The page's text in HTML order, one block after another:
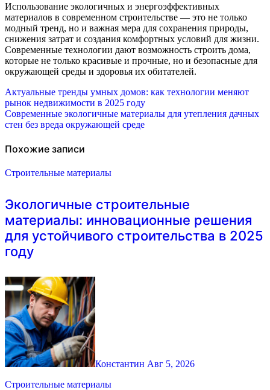
Использование экологичных и энергоэффективных
материалов в современном строительстве — это не только
модный тренд, но и важная мера для сохранения природы,
снижения затрат и создания комфортных условий для жизни.
Современные технологии дают возможность строить дома,
которые не только красивые и прочные, но и безопасные для
окружающей среды и здоровья их обитателей.
Навигация
по
записям
Актуальные тренды умных домов: как технологии меняют
рынок недвижимости в 2025 году
Современные экологичные материалы для утепления дачных
стен без вреда окружающей среде
Похожие записи
Строительные материалы
Экологичные строительные
материалы: инновационные решения
для устойчивого строительства в 2025
году
Константин Авг 5, 2026
Строительные материалы